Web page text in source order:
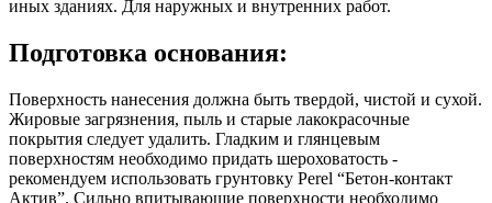
иных зданиях. Для наружных и внутренних работ.
Подготовка основания:
Поверхность нанесения должна быть твердой, чистой и сухой.
Жировые загрязнения, пыль и старые лакокрасочные
покрытия следует удалить. Гладким и глянцевым
поверхностям необходимо придать шероховатость -
рекомендуем использовать грунтовку Perel “Бетон-контакт
Актив”. Сильно впитывающие поверхности необходимо